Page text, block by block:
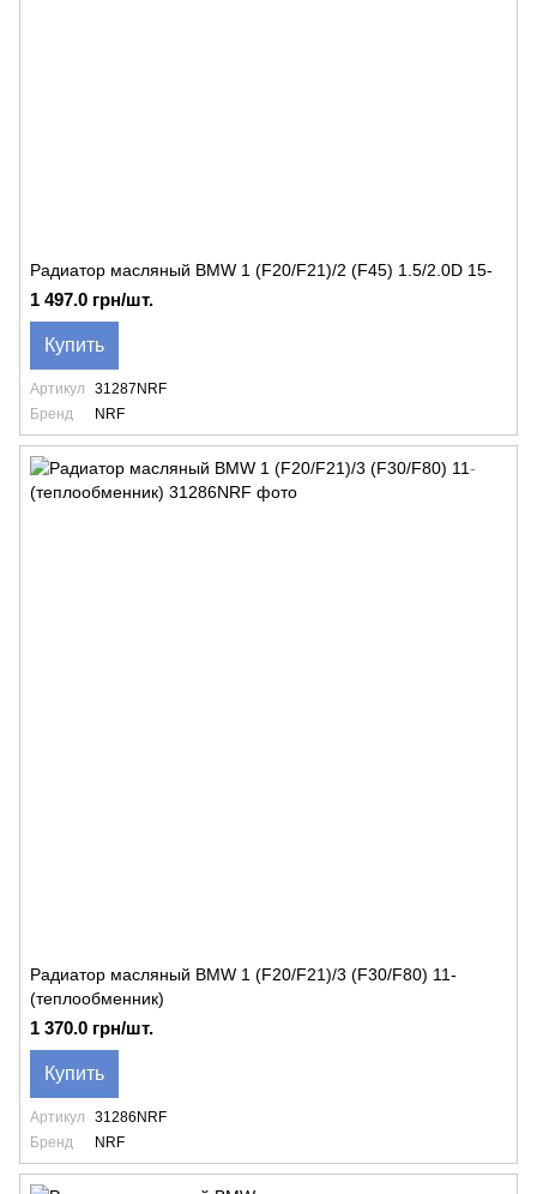
Радиатор масляный BMW 1 (F20/F21)/2 (F45) 1.5/2.0D 15-
1 497.0 грн/шт.
Купить
Артикул
31287NRF
Бренд
NRF
Радиатор масляный BMW 1 (F20/F21)/3 (F30/F80) 11-
(теплообменник)
1 370.0 грн/шт.
Купить
Артикул
31286NRF
Бренд
NRF